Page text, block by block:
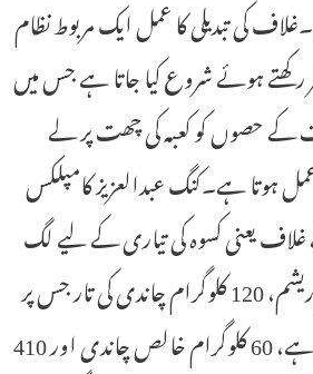
کی تبدیلی کا عمل ایک مربوط نظام
رکھتے ہوئے شروع کیا جاتا ہے جس میں
حصوں کو کعبہ کی چھت پر لے
ہوتا ہے۔کنگ عبدالعزیز کامپلکس
غلاف یعنی کسوہ کی تیاری کے لیے لگ
بھگ 825 کلوگرام خام ریشم، 120 کلوگرام چاندی کی تار جس پر
سونے کا پانی چڑھا ہوتا ہے، 60 کلوگرام خالص چاندی اور 410